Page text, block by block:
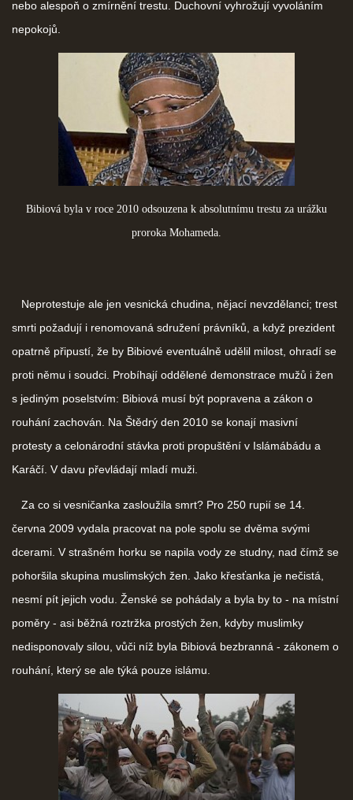
nebo alespoň o zmírnění trestu. Duchovní vyhrožují vyvoláním
nepokojů.
Bibiová byla v roce 2010 odsouzena k absolutnímu trestu za urážku
proroka Mohameda.
Neprotestuje ale jen vesnická chudina, nějací nevzdělanci; trest
smrti požadují i renomovaná sdružení právníků, a když prezident
opatrně připustí, že by Bibiové eventuálně udělil milost, ohradí se
proti němu i soudci. Probíhají oddělené demonstrace mužů i žen
s jediným poselstvím: Bibiová musí být popravena a zákon o
rouhání zachován. Na Štědrý den 2010 se konají masivní
protesty a celonárodní stávka proti propuštění v Islámábádu a
Karáčí. V davu převládají mladí muži.
Za co si vesničanka zasloužila smrt? Pro 250 rupií se 14.
června 2009 vydala pracovat na pole spolu se dvěma svými
dcerami. V strašném horku se napila vody ze studny, nad čímž se
pohoršila skupina muslimských žen. Jako křesťanka je nečistá,
nesmí pít jejich vodu. Ženské se pohádaly a byla by to - na místní
poměry - asi běžná roztržka prostých žen, kdyby muslimky
nedisponovaly silou, vůči níž byla Bibiová bezbranná - zákonem o
rouhání, který se ale týká pouze islámu.